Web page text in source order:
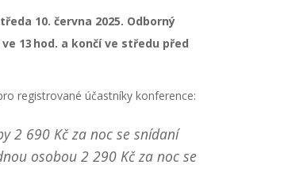
10. června 2025. Odborný
13 hod. a končí ve středu před
registrované účastníky konference:
2 690 Kč za noc se snídaní
osobou 2 290 Kč za noc se